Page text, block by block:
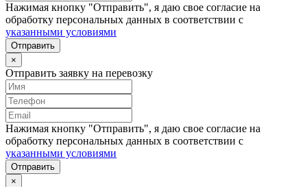
Нажимая кнопку "Отправить", я даю свое согласие на
обработку персональных данных в соответствии с
указанными условиями
Отправить
×
Отправить заявку на перевозку
Нажимая кнопку "Отправить", я даю свое согласие на
обработку персональных данных в соответствии с
указанными условиями
Отправить
×